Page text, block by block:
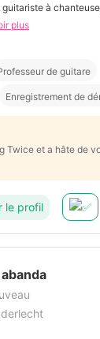
à
plus
de guitare
Enregistrement de
Twice et a hâte de
le profil